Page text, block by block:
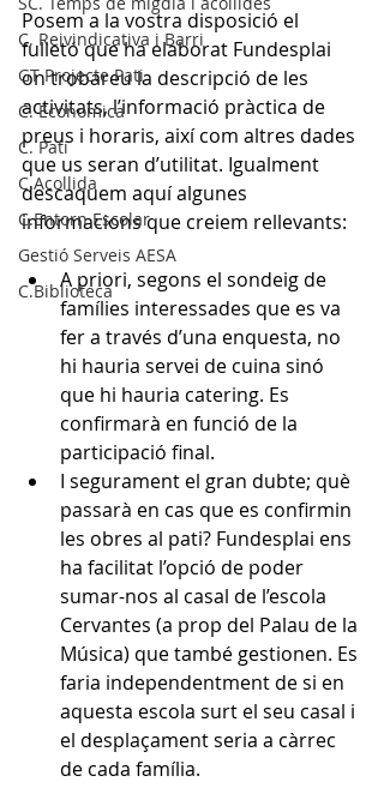
C. Reivindicativa i Barri
GT Projecte Pati
C. Economica
C. Pati
C.Acollida
C.Entorn Escolar
Gestió Serveis AESA
C.Biblioteca
Posem a la vostra disposició el
fulletó que ha elaborat Fundesplai
on trobareu la descripció de les
activitats, l’informació pràctica de
preus i horaris, així com altres dades
que us seran d’utilitat. Igualment
descaquem aquí algunes
informacions que creiem rellevants:
A priori, segons el sondeig de
famílies interessades que es va
fer a través d’una enquesta, no
hi hauria servei de cuina sinó
que hi hauria catering. Es
confirmarà en funció de la
participació final.
I segurament el gran dubte; què
passarà en cas que es confirmin
les obres al pati? Fundesplai ens
ha facilitat l’opció de poder
sumar-nos al casal de l’escola
Cervantes (a prop del Palau de la
Música) que també gestionen. Es
faria independentment de si en
aquesta escola surt el seu casal i
el desplaçament seria a càrrec
de cada família.